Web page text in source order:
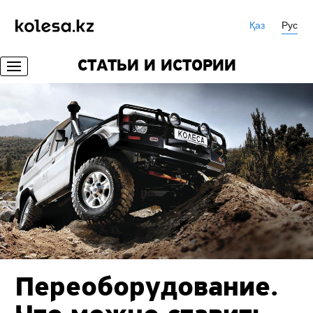
Қаз Рус
СТАТЬИ И ИСТОРИИ
Переоборудование.